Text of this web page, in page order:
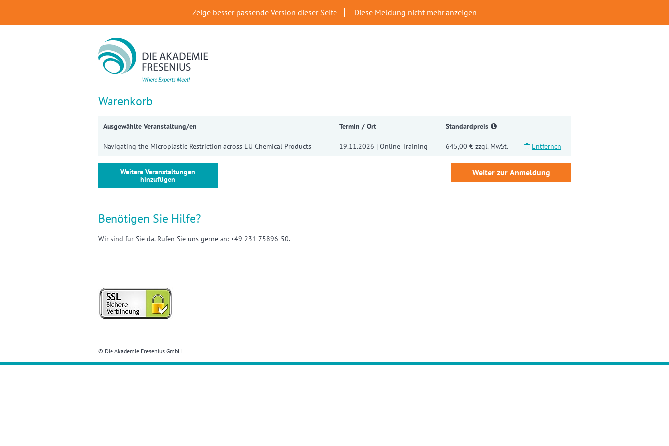
Zeige besser passende Version dieser Seite Diese Meldung nicht mehr anzeigen
Warenkorb
Ausgewählte Veranstaltung/en Termin / Ort Standardpreis
Navigating the Microplastic Restriction across EU Chemical Products 19.11.2026 | Online Training 645,00 € zzgl. MwSt. Entfernen
Weitere Veranstaltungen
hinzufügen
Benötigen Sie Hilfe?
Wir sind für Sie da. Rufen Sie uns gerne an: +49 231 75896-50.
© Die Akademie Fresenius GmbH